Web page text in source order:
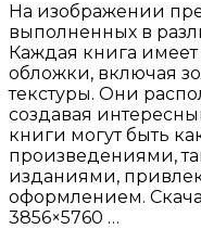
На изображении
выполненных в
Каждая книга
обложки, включая
текстуры. Они
создавая
книги могут быть
произведениями,
изданиями,
оформлением.
3856×5760 …